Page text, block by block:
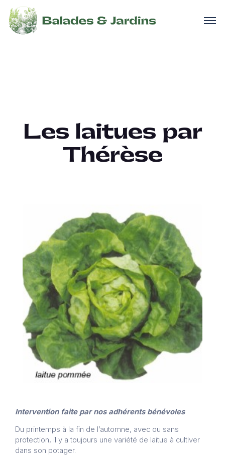
Les laitues par
Thérèse
Intervention faite par nos adhérents bénévoles
Du printemps à la fin de l’automne, avec ou sans
protection, il y a toujours une variété de laitue à cultiver
dans son potager.